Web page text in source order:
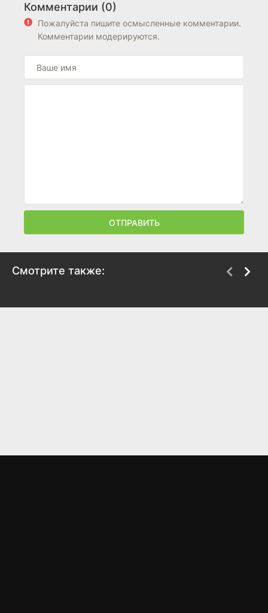
Комментарии (0)
Пожалуйста пишите осмысленные комментарии.
Комментарии модерируются.
ОТПРАВИТЬ
Смотрите также: